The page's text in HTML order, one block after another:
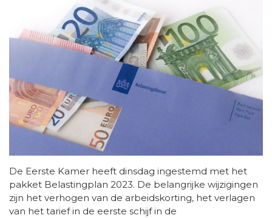
De Eerste Kamer heeft dinsdag ingestemd met het
pakket Belastingplan 2023. De belangrijke wijzigingen
zijn het verhogen van de arbeidskorting, het verlagen
van het tarief in de eerste schijf in de